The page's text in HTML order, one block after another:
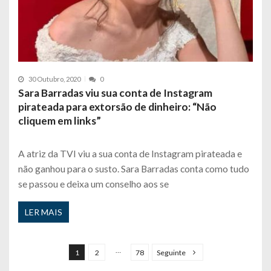
30 Outubro, 2020 0
Sara Barradas viu sua conta de Instagram
pirateada para extorsão de dinheiro: “Não
cliquem em links”
A atriz da TVI viu a sua conta de Instagram pirateada e
não ganhou para o susto. Sara Barradas conta como tudo
se passou e deixa um conselho aos se
LER MAIS
1 2 78 Seguinte